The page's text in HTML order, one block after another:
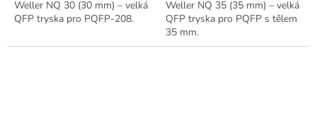
Weller NQ 30 (30 mm) – velká
QFP tryska pro PQFP-208.
Weller NQ 35 (35 mm) – velká
QFP tryska pro PQFP s tělem
35 mm.